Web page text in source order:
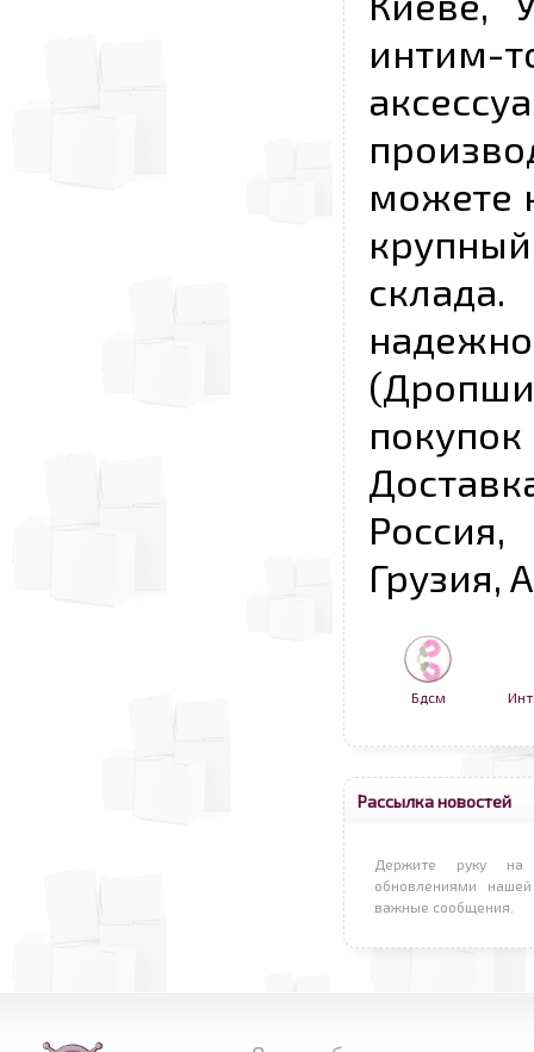
можете
Грузия,
Бдсм
Рассылка новостей
Держите руку на
обновлениями
важные сообщения.